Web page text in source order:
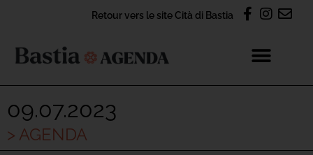
Retour vers le site Cità di Bastia
09.07.2023
> AGENDA